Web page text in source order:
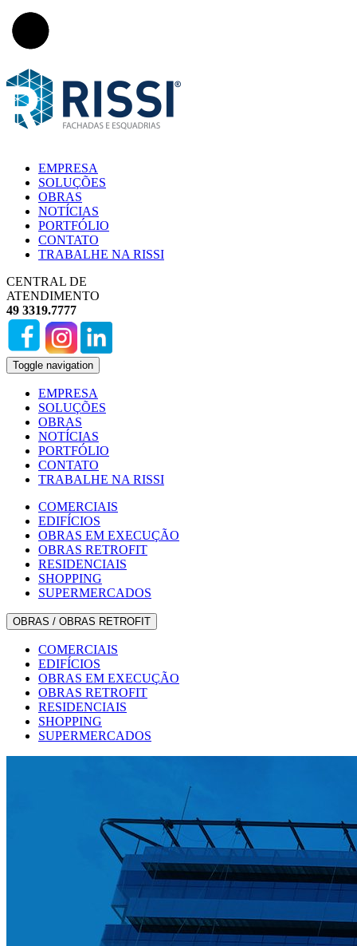
EMPRESA
SOLUÇÕES
OBRAS
NOTÍCIAS
PORTFÓLIO
CONTATO
TRABALHE NA RISSI
CENTRAL DE
ATENDIMENTO
49 3319.7777
Toggle navigation
EMPRESA
SOLUÇÕES
OBRAS
NOTÍCIAS
PORTFÓLIO
CONTATO
TRABALHE NA RISSI
COMERCIAIS
EDIFÍCIOS
OBRAS EM EXECUÇÃO
OBRAS RETROFIT
RESIDENCIAIS
SHOPPING
SUPERMERCADOS
OBRAS / OBRAS RETROFIT
COMERCIAIS
EDIFÍCIOS
OBRAS EM EXECUÇÃO
OBRAS RETROFIT
RESIDENCIAIS
SHOPPING
SUPERMERCADOS